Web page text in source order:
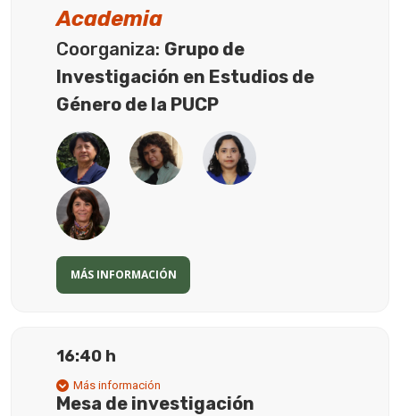
Academia
Coorganiza: Grupo de
Investigación en Estudios de
Género de la PUCP
MÁS INFORMACIÓN
16:40 h
Más información
Mesa de investigación